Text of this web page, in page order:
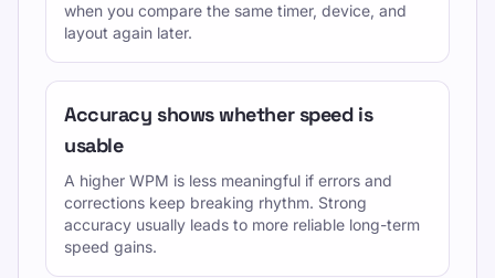
when you compare the same timer, device, and
layout again later.
Accuracy shows whether speed is
usable
A higher WPM is less meaningful if errors and
corrections keep breaking rhythm. Strong
accuracy usually leads to more reliable long-term
speed gains.